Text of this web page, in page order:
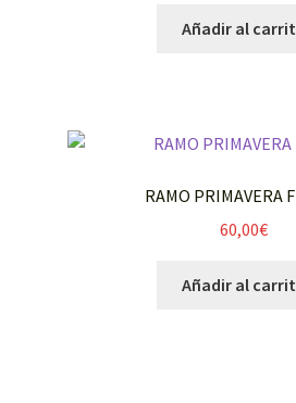
Añadir al
RAMO PRIMAVERA
60,00€
Añadir al